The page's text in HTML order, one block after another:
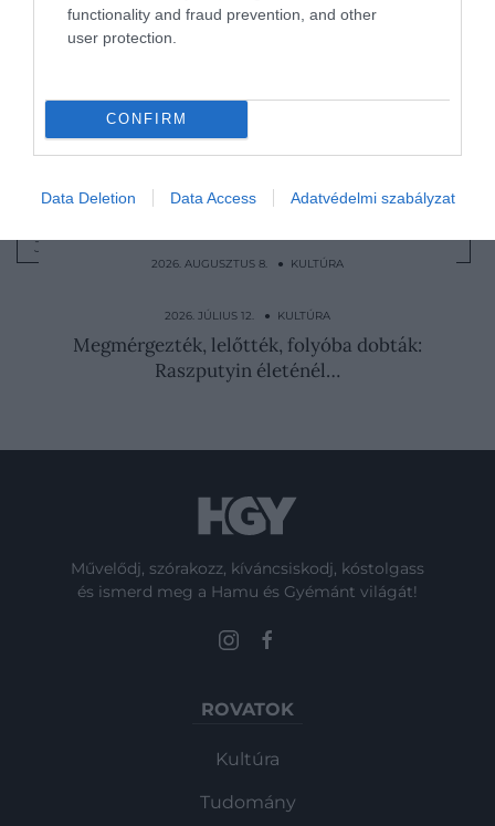
functionality and fraud prevention, and other
user protection.
CONFIRM
Data Deletion Data Access Adatvédelmi szabályzat
Suetonius római történetíró azt írja, a császár
valójában semmit nem mondott.
Hát azért, mert William Shakespeare így használta
egyik legelső drámájában.
Nyitókép: commons.wikimedia.org
JULIUS CAESAR TÉNYEK TÖRTÉNELEM
2026. AUGUSZTUS 8. ● KULTÚRA
testének szagát
2026. JÚLIUS 12. ● KULTÚRA
Megmérgezték, lelőtték, folyóba dobták:
Raszputyin életénél…
Művelődj, szórakozz, kíváncsiskodj, kóstolgass
és ismerd meg a Hamu és Gyémánt világát!
ROVATOK
Kultúra
Tudomány